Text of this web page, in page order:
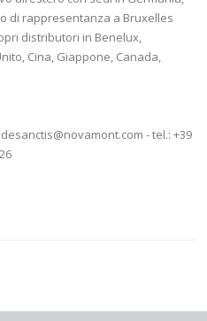
di rappresentanza a Bruxelles
distributori in Benelux,
Cina, Giappone, Canada,
- tel.: +39